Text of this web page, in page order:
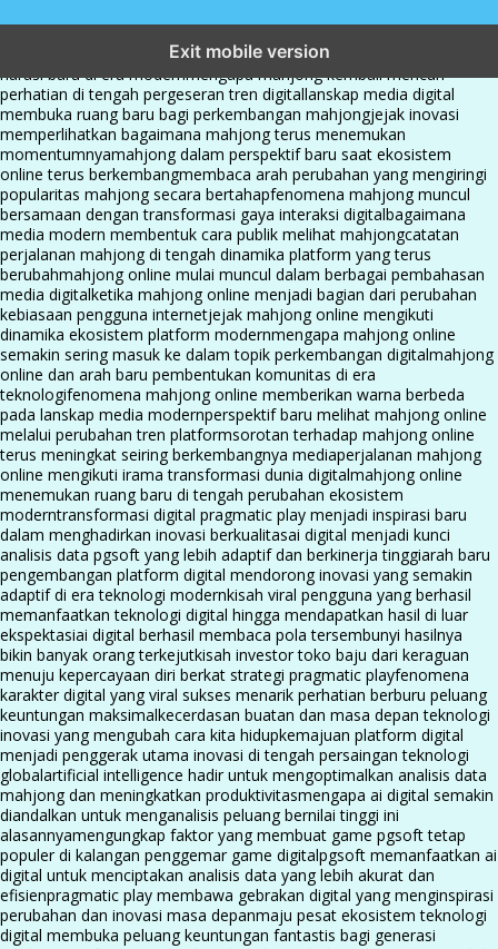
Exit mobile version
dari komunitas hingga platform mahjong membangun
narasi baru di era modernmengapa mahjong kembali mencuri
perhatian di tengah pergeseran tren digitallanskap media digital
membuka ruang baru bagi perkembangan mahjongjejak inovasi
memperlihatkan bagaimana mahjong terus menemukan
momentumnyamahjong dalam perspektif baru saat ekosistem
online terus berkembangmembaca arah perubahan yang mengiringi
popularitas mahjong secara bertahapfenomena mahjong muncul
bersamaan dengan transformasi gaya interaksi digitalbagaimana
media modern membentuk cara publik melihat mahjongcatatan
perjalanan mahjong di tengah dinamika platform yang terus
berubahmahjong online mulai muncul dalam berbagai pembahasan
media digitalketika mahjong online menjadi bagian dari perubahan
kebiasaan pengguna internetjejak mahjong online mengikuti
dinamika ekosistem platform modernmengapa mahjong online
semakin sering masuk ke dalam topik perkembangan digitalmahjong
online dan arah baru pembentukan komunitas di era
teknologifenomena mahjong online memberikan warna berbeda
pada lanskap media modernperspektif baru melihat mahjong online
melalui perubahan tren platformsorotan terhadap mahjong online
terus meningkat seiring berkembangnya mediaperjalanan mahjong
online mengikuti irama transformasi dunia digitalmahjong online
menemukan ruang baru di tengah perubahan ekosistem
moderntransformasi digital pragmatic play menjadi inspirasi baru
dalam menghadirkan inovasi berkualitasai digital menjadi kunci
analisis data pgsoft yang lebih adaptif dan berkinerja tinggiarah baru
pengembangan platform digital mendorong inovasi yang semakin
adaptif di era teknologi modernkisah viral pengguna yang berhasil
memanfaatkan teknologi digital hingga mendapatkan hasil di luar
ekspektasiai digital berhasil membaca pola tersembunyi hasilnya
bikin banyak orang terkejutkisah investor toko baju dari keraguan
menuju kepercayaan diri berkat strategi pragmatic playfenomena
karakter digital yang viral sukses menarik perhatian berburu peluang
keuntungan maksimalkecerdasan buatan dan masa depan teknologi
inovasi yang mengubah cara kita hidupkemajuan platform digital
menjadi penggerak utama inovasi di tengah persaingan teknologi
globalartificial intelligence hadir untuk mengoptimalkan analisis data
mahjong dan meningkatkan produktivitasmengapa ai digital semakin
diandalkan untuk menganalisis peluang bernilai tinggi ini
alasannyamengungkap faktor yang membuat game pgsoft tetap
populer di kalangan penggemar game digitalpgsoft memanfaatkan ai
digital untuk menciptakan analisis data yang lebih akurat dan
efisienpragmatic play membawa gebrakan digital yang menginspirasi
perubahan dan inovasi masa depanmaju pesat ekosistem teknologi
digital membuka peluang keuntungan fantastis bagi generasi